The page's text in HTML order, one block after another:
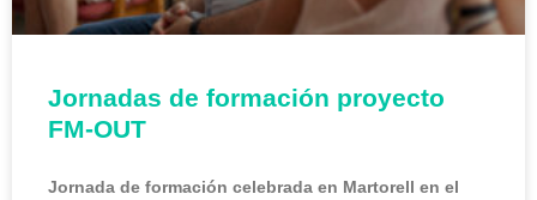
Jornadas de formación proyecto
FM-OUT
Jornada de formación celebrada en Martorell en el